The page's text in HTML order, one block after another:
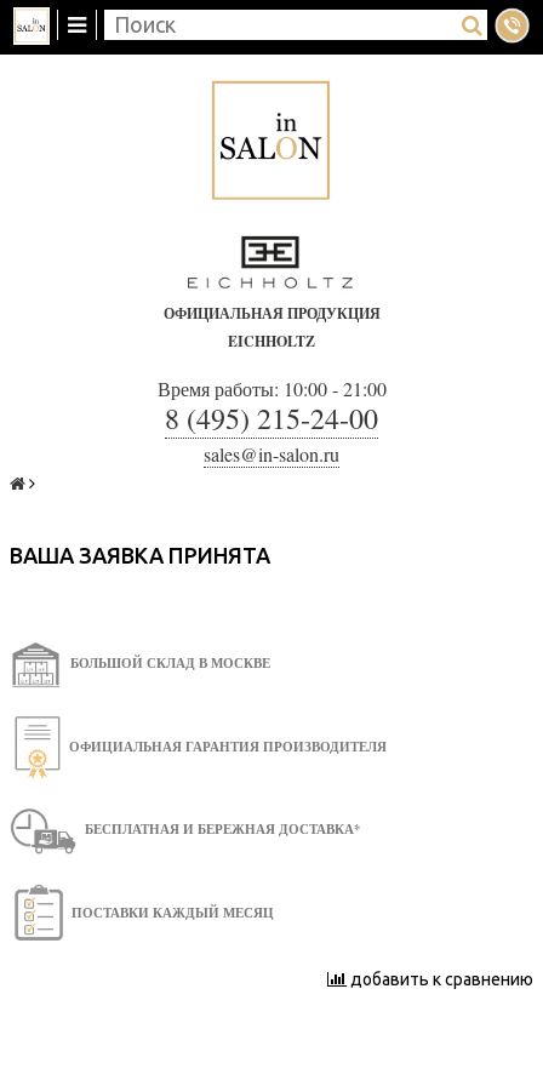
ОФИЦИАЛЬНАЯ ПРОДУКЦИЯ
EICHHOLTZ
Время работы: 10:00 - 21:00
8 (495) 215-24-00
sales@in-salon.ru
ВАША ЗАЯВКА ПРИНЯТА
БОЛЬШОЙ СКЛАД В МОСКВЕ
ОФИЦИАЛЬНАЯ ГАРАНТИЯ ПРОИЗВОДИТЕЛЯ
БЕСПЛАТНАЯ И БЕРЕЖНАЯ ДОСТАВКА*
ПОСТАВКИ КАЖДЫЙ МЕСЯЦ
добавить к сравнению